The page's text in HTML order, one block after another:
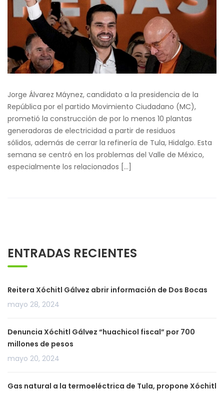
Jorge Álvarez Máynez, candidato a la presidencia de la
República por el partido Movimiento Ciudadano (MC),
prometió la construcción de por lo menos 10 plantas
generadoras de electricidad a partir de residuos
sólidos, además de cerrar la refinería de Tula, Hidalgo. Esta
semana se centró en los problemas del Valle de México,
especialmente los relacionados […]
ENTRADAS RECIENTES
Reitera Xóchitl Gálvez abrir información de Dos Bocas
mayo 28, 2024
Denuncia Xóchitl Gálvez “huachicol fiscal” por 700
millones de pesos
mayo 20, 2024
Gas natural a la termoeléctrica de Tula, propone Xóchitl